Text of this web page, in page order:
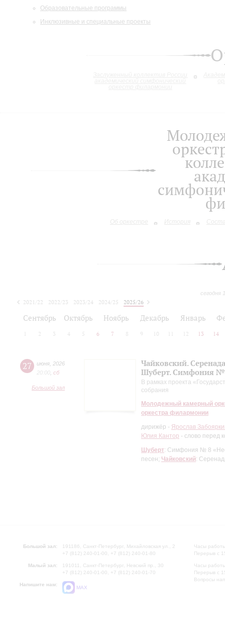
Образовательные программы
Инклюзивные и специальные проекты
Об оркестре История
сегодня
2021/22 2022/23 2023/24 2024/25
2025/26
Сентябрь Октябрь Ноябрь Декабрь Январь
2 3 4 5 6 7 8 9 10 12 13 14
27 июня 2026
20:00 сб
Большой зал
Чайковский.
Шуберт. Симфония №
В рамках проекта
собрания
Молодежный камерный
оркестра филармонии
дирижёр - Ярослав
Юлия Кантор - слово перед
Шуберт: Симфония № 8
песен; Чайковский:
Большой зал:
191186, Санкт-Петербург, Михайловская ул., 2
+7 (812) 240-01-00, +7 (812) 240-01-80
Малый зал:
191011, Санкт-Петербург, Невский пр., 30
+7 (812) 240-01-00, +7 (812) 240-01-70
Напишите нам:
MAX
Часы
Перерыв с
Часы
Перерыв с
Вопросы